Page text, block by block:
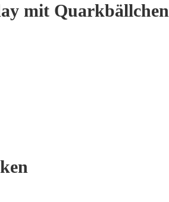
mit Quarkbällchen